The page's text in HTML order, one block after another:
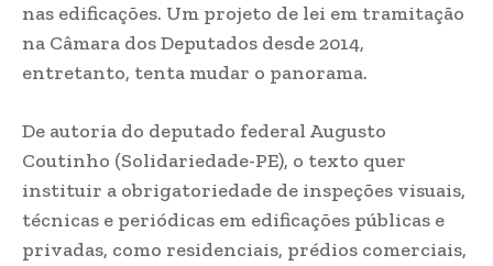
nas edificações. Um projeto de lei em tramitação
na Câmara dos Deputados desde 2014,
entretanto, tenta mudar o panorama.
De autoria do deputado federal Augusto
Coutinho (Solidariedade-PE), o texto quer
instituir a obrigatoriedade de inspeções visuais,
técnicas e periódicas em edificações públicas e
privadas, como residenciais, prédios comerciais,